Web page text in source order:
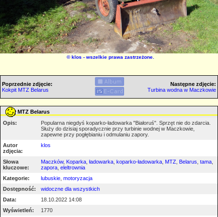
©klos - wszelkie prawa zastrzeżone.
Poprzednie zdjęcie:
Kokpit MTZ Belarus
Następne zdjęcie:
Turbina wodna w Maczkowie
MTZ Belarus
Opis:
Popularna niegdyś koparko-ładowarka "Białoruś". Sprzęt nie do zdarcia.
Służy do dzisiaj sporadycznie przy turbinie wodnej w Maczkowie,
zapewne przy pogłębianiu i odmulaniu zapory.
Autor
zdjęcia:
klos
Słowa
kluczowe:
Maczków, Koparka ładowarka koparko-ładowarka MTZ Belarus tama
zapora eleltrownia
Kategorie:
lubuskie motoryzacja
Dostępność:
widoczne dla wszystkich
Data:
18.10.2022 14:08
Wyświetleń:
1770